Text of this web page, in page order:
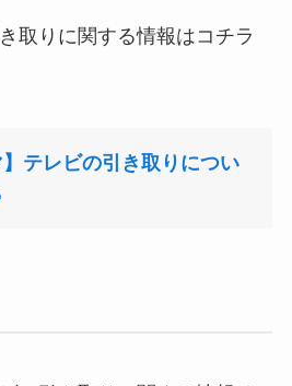
取りに関する情報はコチラ
テレビの引き取りについ